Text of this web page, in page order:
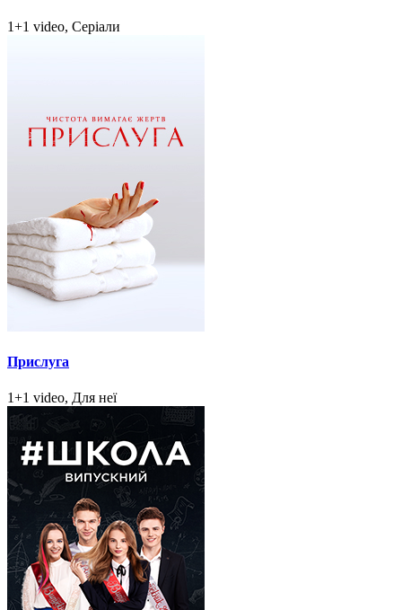
1+1 video, Серіали
Прислуга
1+1 video, Для неї